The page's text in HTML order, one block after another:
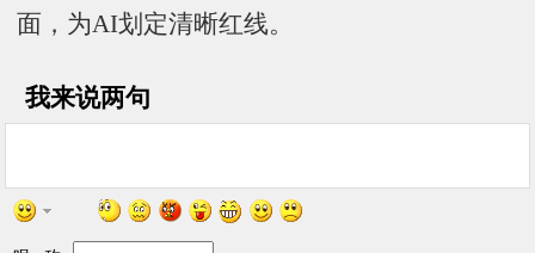
面，为AI划定清晰红线。
我来说两句